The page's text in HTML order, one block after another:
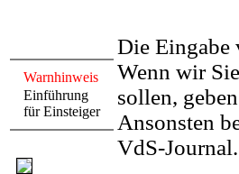
Warnhinweis
Einführung
für Einsteiger
Die Eingabe
Wenn wir
sollen,
Ansonsten
VdS-Journal.